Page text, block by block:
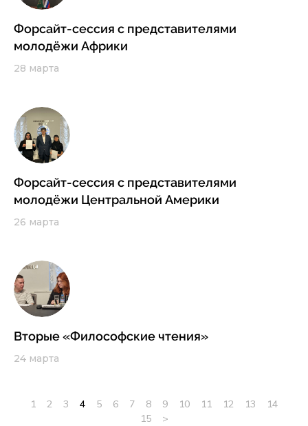
Форсайт-сессия с представителями
молодёжи Африки
28 марта
Форсайт-сессия с представителями
молодёжи Центральной Америки
26 марта
Вторые «Философские чтения»
24 марта
1 2 3 4 5 6 7 8 9 10 11 12 13
14
15
>